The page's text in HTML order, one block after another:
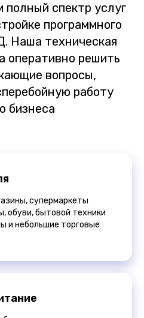
спектр услуг
программного
Наша техническая
оперативно решить
вопросы,
работу
бизнеса
супермаркеты
обуви, бытовой техники
и небольшие торговые